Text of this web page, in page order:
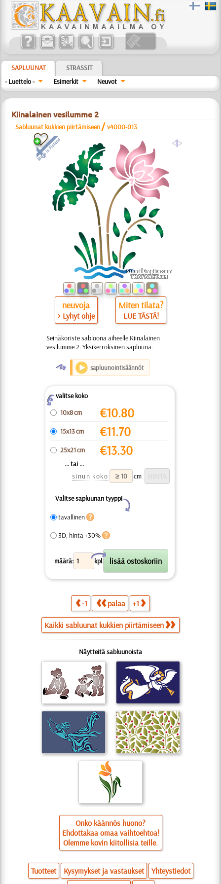
SAPLUUNAT
STRASSIT
- Luettelo -
Esimerkit Neuvot
Kiinalainen vesilumme 2
Sabluunat kukkien piirtämiseen /v4000-013
a
neuvoja
> Lyhyt ohje
Miten tilata?
LUE TÄSTÄ!
Seinäkoriste sabloona aiheelle Kiinalainen
vesilumme 2. Yksikerroksinen sapluuna.
O sapluunointisäännöt
Zvalitse koko
10x8 cm
€10.80
15x13 cm €11.70
25x21 cm €13.30
... tai ...
sinun koko
cm
Valitse sapluunan tyyppi
Y
tavallinen
3D, hinta +30%
määrä: kpl.
X
-1 palaa +1
Kaikki sabluunat kukkien piirtämiseen
Näytteitä sabluunoista
Onko käännös huono?
Ehdottakaa omaa vaihtoehtoa!
Olemme kovin kiitollisia teille.
Tuotteet Kysymykset ja vastaukset
Yhteystiedot